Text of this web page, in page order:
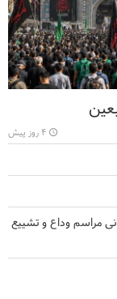
۴ روز پیش
مراسم وداع و تشییع